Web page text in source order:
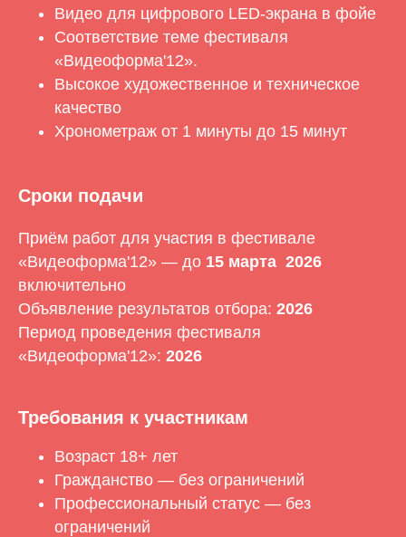
Видео для цифрового LED-экрана в фойе
Соответствие теме фестиваля
«Видеоформа'12».
Высокое художественное и техническое
качество
Хронометраж от 1 минуты до 15 минут
Сроки подачи
Приём работ для участия в фестивале
«Видеоформа'12» — до 15 марта 2026
включительно
Объявление результатов отбора: 2026
Период проведения фестиваля
«Видеоформа'12»: 2026
Требования к участникам
Возраст 18+ лет
Гражданство — без ограничений
Профессиональный статус — без
ограничений